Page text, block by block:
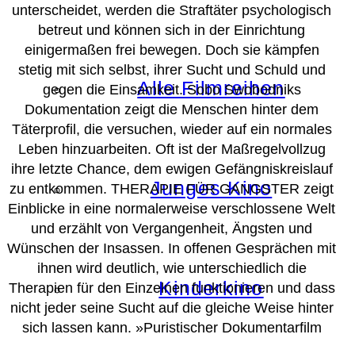
Alle Filmreihen
Junges Kino
Kinderkino
unterscheidet, werden die Straftäter psychologisch
betreut und können sich in der Einrichtung
einigermaßen frei bewegen. Doch sie kämpfen
stetig mit sich selbst, ihrer Sucht und Schuld und
gegen die Einsamkeit. Sobo Swobodniks
Dokumentation zeigt die Menschen hinter dem
Täterprofil, die versuchen, wieder auf ein normales
Leben hinzuarbeiten. Oft ist der Maßregelvollzug
ihre letzte Chance, dem ewigen Gefängniskreislauf
zu entkommen. THERAPIE FÜR GANGSTER zeigt
Einblicke in eine normalerweise verschlossene Welt
und erzählt von Vergangenheit, Ängsten und
Wünschen der Insassen. In offenen Gesprächen mit
ihnen wird deutlich, wie unterschiedlich die
Therapien für den Einzelnen funktionieren und dass
nicht jeder seine Sucht auf die gleiche Weise hinter
sich lassen kann. »Puristischer Dokumentarfilm